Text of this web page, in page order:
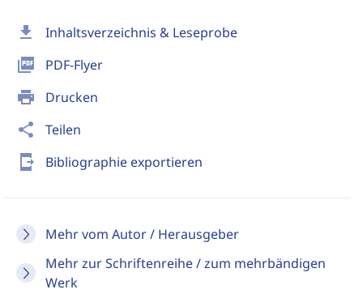
download Inhaltsverzeichnis & Leseprobe
picture_as_pdf PDF-Flyer
print Drucken
share Teilen
send_to_mobile Bibliographie exportieren
Mehr vom Autor / Herausgeber
Mehr zur Schriftenreihe / zum mehrbändigen
Werk